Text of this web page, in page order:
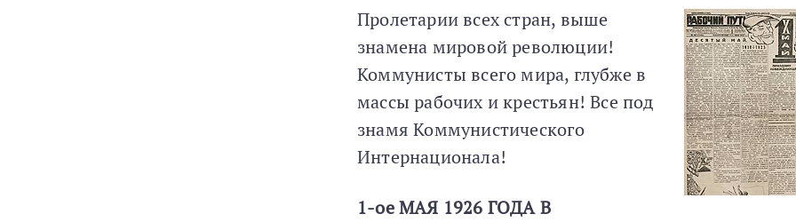
Пролетарии всех стран, выше
знамена мировой революции!
Коммунисты всего мира, глубже в
массы рабочих и крестьян! Все под
знамя Коммунистического
Интернационала!
1-ое МАЯ 1926 ГОДА В